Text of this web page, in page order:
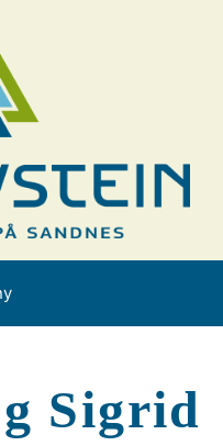
Sigrid